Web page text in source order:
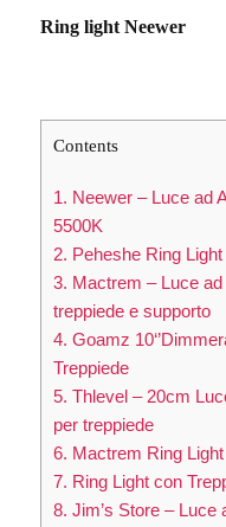
Ring light Neewer
Contents
1. Neewer – Luce ad
5500K
2. Peheshe Ring
3. Mactrem – Luce
treppiede e supporto
4. Goamz
Treppiede
5. Thlevel – 20cm
per treppiede
6. Mactrem Ring Light
7. Ring Light con
8. Jim’s Store – Luce